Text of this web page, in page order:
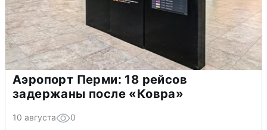
Аэропорт Перми: 18 рейсов
задержаны после «Ковра»
10 августа 0